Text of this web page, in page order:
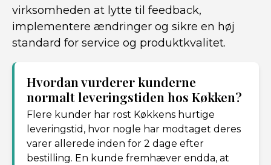
virksomheden at lytte til feedback,
implementere ændringer og sikre en høj
standard for service og produktkvalitet.
Hvordan vurderer kunderne
normalt leveringstiden hos Køkken?
Flere kunder har rost Køkkens hurtige
leveringstid, hvor nogle har modtaget deres
varer allerede inden for 2 dage efter
bestilling. En kunde fremhæver endda, at